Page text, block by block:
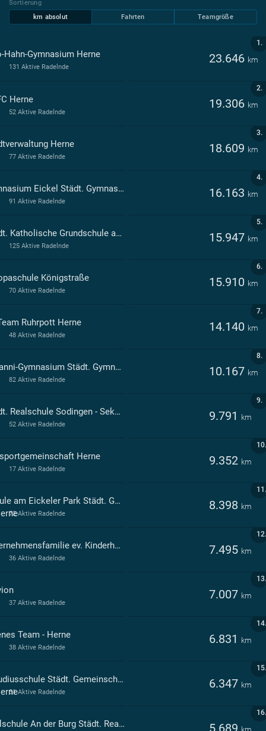
Sortierung
km absolut
Fahrten Teamgröße
1.
Hahn-Gymnasium Herne 23.646 km
131 Aktive Radelnde
2.
Herne 19.306 km
52 Aktive Radelnde
3.
Herne 18.609 km
77 Aktive Radelnde
4.
Gymnasium Eickel Städt. Gymnasium Herne 16.163 km
91 Aktive Radelnde
5.
Städt. Katholische Grundschule an der Bergstraße Herne 15.947 km
125 Aktive Radelnde
6.
Königstraße 15.910 km
70 Aktive Radelnde
7.
Ruhrpott Herne 14.140 km
48 Aktive Radelnde
8.
Haranni-Gymnasium Städt. Gymnasium Herne 10.167 km
82 Aktive Radelnde
9.
Städt. Realschule Sodingen - Sekundarstufe I - Herne 9.791 km
52 Aktive Radelnde
10.
Herne 9.352 km
17 Aktive Radelnde
11.
Schule am Eickeler Park Städt. Gemeinschaftsgrundschu
8.398 km
72 Aktive Radelnde
12.
Unternehmensfamilie ev. Kinderheim Herne 7.495 km
36 Aktive Radelnde
13.
7.007 km
37 Aktive Radelnde
14.
Team - Herne 6.831 km
38 Aktive Radelnde
15.
Claudiusschule Städt. Gemeinschaftsgrundschu
6.347 km
31 Aktive Radelnde
16.
Realschule An der Burg Städt. Realschule Herne 5.689